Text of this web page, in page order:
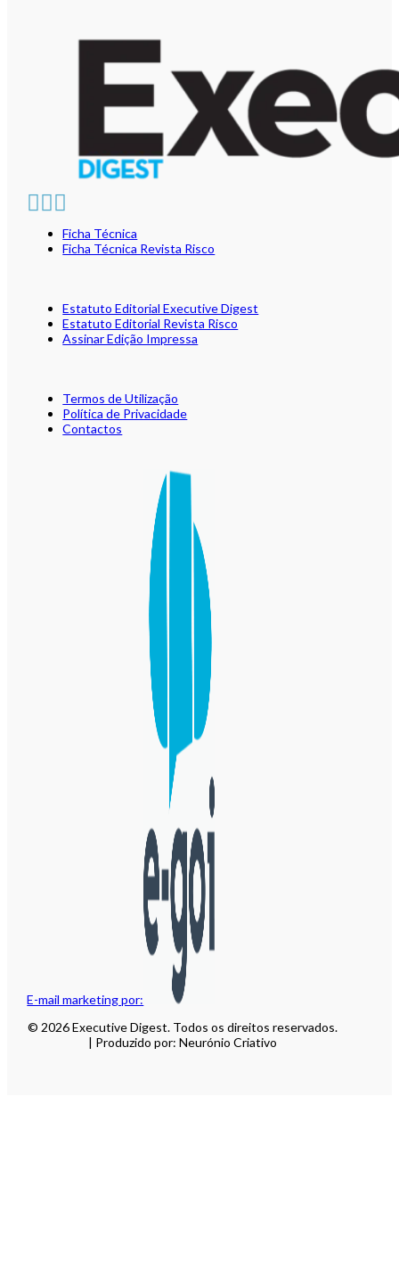
E-mail marketing por:
Ficha Técnica
Ficha Técnica Revista Risco
Estatuto Editorial Executive Digest
Estatuto Editorial Revista Risco
Assinar Edição Impressa
Termos de Utilização
Política de Privacidade
Contactos
© 2026 Executive Digest. Todos os direitos reservados.
| Produzido por: Neurónio Criativo